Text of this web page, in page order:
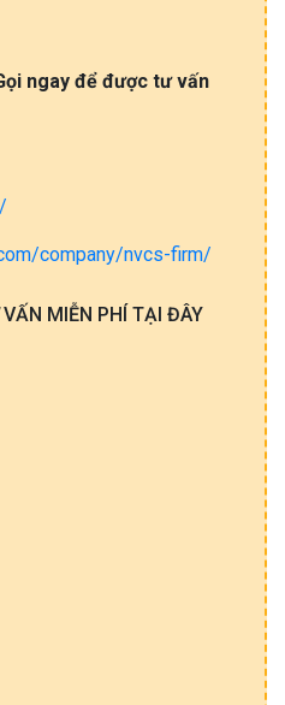
ngay đ​ể​ đ​ư​ợc​ tư​ vấ​n
company/nvcs-firm/
MIỄN PHÍ TẠI ĐÂY